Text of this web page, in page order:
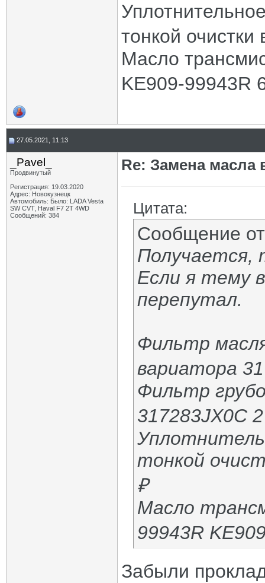
тонкой
Масло
KE909-99943R
27.05.2021, 11:13
_Pavel_
Продвинутый
Регистрация: 19.03.2020
Адрес: Новокузнецк
Автомобиль: Было: LADA Vesta
SW CVT, Haval F7 2T 4WD
Сообщений: 384
Re: Замена масла
Цитата:
Сообщение
Получается,
Если я тему
перепутал.
Фильтр
вариатора
Фильтр
317283JX0C
тонкой
₽
Масло
99943R
Забыли